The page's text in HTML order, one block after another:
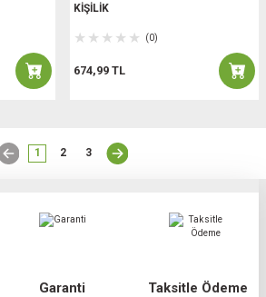
KİŞİLİK
(0)
674,99 TL
1 2 3
Garanti Taksitle Ödeme